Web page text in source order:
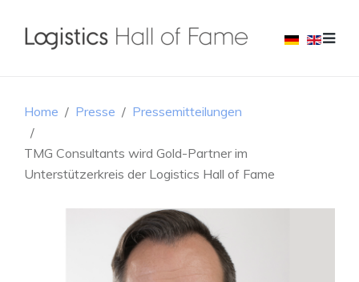
Home Presse Pressemitteilungen
TMG Consultants wird Gold-Partner im
Unterstützerkreis der Logistics Hall of Fame